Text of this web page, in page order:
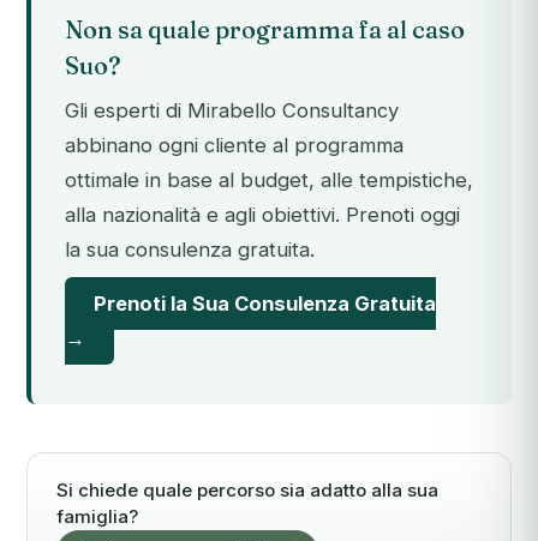
Non sa quale programma fa al caso
Suo?
Gli esperti di Mirabello Consultancy
abbinano ogni cliente al programma
ottimale in base al budget, alle tempistiche,
alla nazionalità e agli obiettivi. Prenoti oggi
la sua consulenza gratuita.
Prenoti la Sua Consulenza Gratuita
→
Si chiede quale percorso sia adatto alla sua
famiglia?